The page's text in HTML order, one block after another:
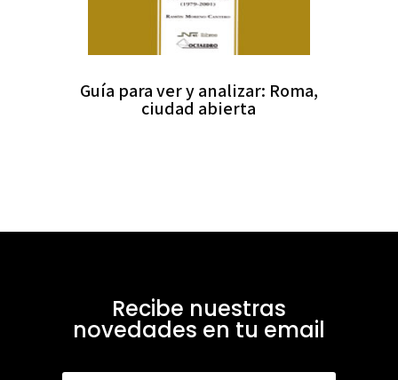
Guía para ver y analizar: Roma,
ciudad abierta
Recibe nuestras
novedades en tu email